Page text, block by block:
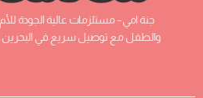
جنة امي– مستلزمات عالية الجودة للأم
والطفل مع توصيل سريع في البحرين.